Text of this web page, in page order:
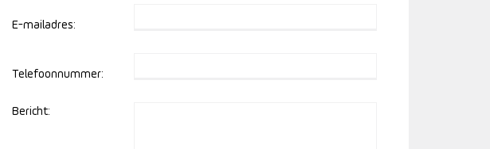
E-mailadres:
Telefoonnummer:
Bericht: